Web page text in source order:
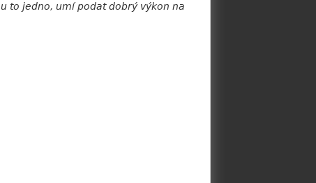
to jedno, umí podat dobrý výkon na